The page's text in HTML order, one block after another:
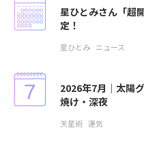
星ひとみさん「超
定！
星ひとみ ニュース
2026年7月｜太陽
焼け・深夜
天星術 運気